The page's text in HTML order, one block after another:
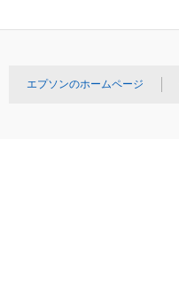
エプソンのホームページ